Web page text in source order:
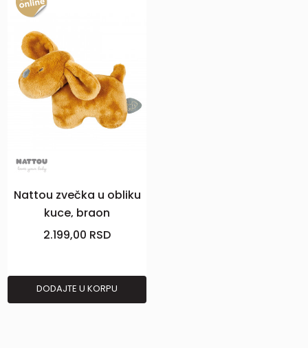
Nattou zvečka u obliku
kuce, braon
2.199,00 RSD
DODAJTE U KORPU